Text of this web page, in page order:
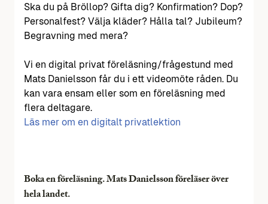
Ska du på Bröllop? Gifta dig? Konfirmation? Dop?
Personalfest? Välja kläder? Hålla tal? Jubileum?
Begravning med mera?
Vi en digital privat föreläsning/frågestund med
Mats Danielsson får du i ett videomöte råden. Du
kan vara ensam eller som en föreläsning med
flera deltagare.
Läs mer om en digitalt privatlektion
Boka en föreläsning. Mats Danielsson föreläser över
hela landet.